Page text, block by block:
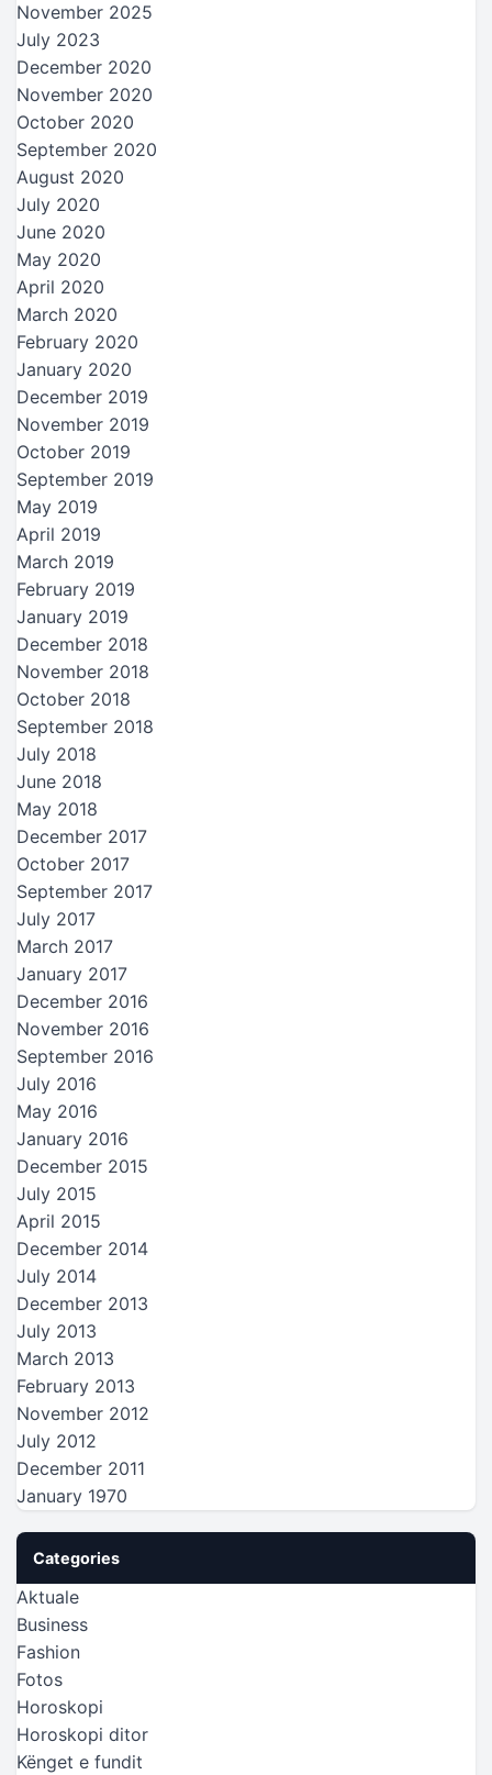
November 2025
July 2023
December 2020
November 2020
October 2020
September 2020
August 2020
July 2020
June 2020
May 2020
April 2020
March 2020
February 2020
January 2020
December 2019
November 2019
October 2019
September 2019
May 2019
April 2019
March 2019
February 2019
January 2019
December 2018
November 2018
October 2018
September 2018
July 2018
June 2018
May 2018
December 2017
October 2017
September 2017
July 2017
March 2017
January 2017
December 2016
November 2016
September 2016
July 2016
May 2016
January 2016
December 2015
July 2015
April 2015
December 2014
July 2014
December 2013
July 2013
March 2013
February 2013
November 2012
July 2012
December 2011
January 1970
Categories
Aktuale
Business
Fashion
Fotos
Horoskopi
Horoskopi ditor
Kënget e fundit